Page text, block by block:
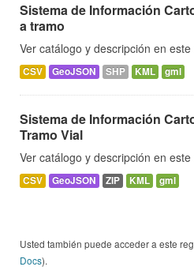
Sistema de Información
a tramo
Ver catálogo y descripción en
CSV GeoJSON SHP KML gml
Sistema de Información
Tramo Vial
Ver catálogo y descripción en
CSV GeoJSON ZIP KML gml
Usted también puede acceder a este
Docs).